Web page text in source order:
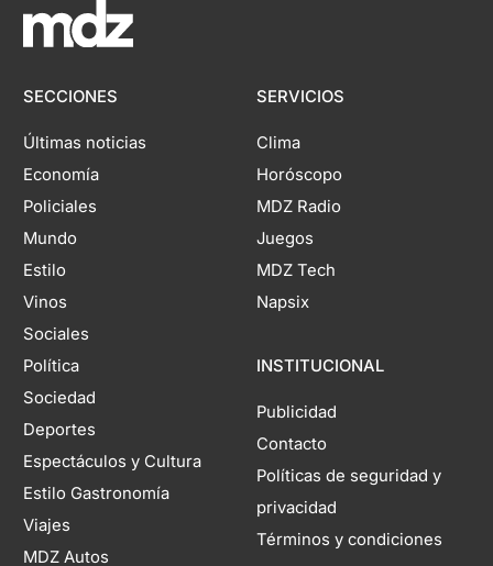
SECCIONES
Últimas noticias
Economía
Policiales
Mundo
Estilo
Vinos
Sociales
Política
Sociedad
Deportes
Espectáculos y Cultura
Estilo Gastronomía
Viajes
MDZ Autos
SERVICIOS
Clima
Horóscopo
MDZ Radio
Juegos
MDZ Tech
Napsix
INSTITUCIONAL
Publicidad
Contacto
Políticas de seguridad y
privacidad
Términos y condiciones